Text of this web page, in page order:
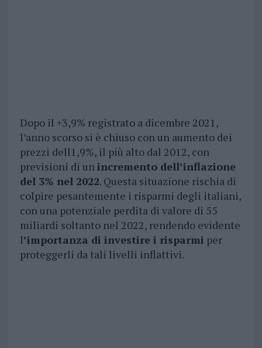
Dopo il +3,9% registrato a dicembre 2021,
l’anno scorso si è chiuso con un aumento dei
prezzi dell1,9%, il più alto dal 2012, con
previsioni di unincremento dell’inflazione
del 3% nel 2022. Questa situazione rischia di
colpire pesantemente i risparmi degli italiani,
con una potenziale perdita di valore di 55
miliardi soltanto nel 2022, rendendo evidente
l’importanza di investire i risparmi per
proteggerli da tali livelli inflattivi.